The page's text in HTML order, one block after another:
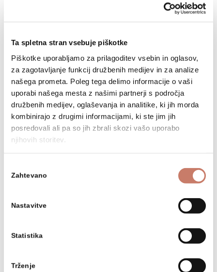
Ta spletna stran vsebuje piškotke
Piškotke uporabljamo za prilagoditev vsebin in oglasov,
za zagotavljanje funkcij družbenih medijev in za analize
našega prometa. Poleg tega delimo informacije o vaši
uporabi našega mesta z našimi partnerji s področja
družbenih medijev, oglaševanja in analitike, ki jih morda
kombinirajo z drugimi informacijami, ki ste jim jih
posredovali ali pa so jih zbrali skozi vašo uporabo
njihovih storitev.
soglasja
Zahtevano
Nastavitve
Statistika
Trženje
Arhiv novic